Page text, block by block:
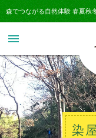
森でつながる自然体験 春夏秋
menu
染